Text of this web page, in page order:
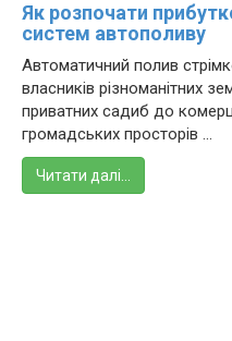
Як розпочати
систем автополиву
Автоматичний полив
власників різноманітних
приватних садиб до
громадських просторів ...
Читати далі…